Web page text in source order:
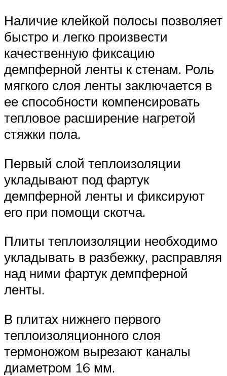
Наличие клейкой полосы позволяет
быстро и легко произвести
качественную фиксацию
демпферной ленты к стенам. Роль
мягкого слоя ленты заключается в
ее способности компенсировать
тепловое расширение нагретой
стяжки пола.
Первый слой теплоизоляции
укладывают под фартук
демпферной ленты и фиксируют
его при помощи скотча.
Плиты теплоизоляции необходимо
укладывать в разбежку, расправляя
над ними фартук демпферной
ленты.
В плитах нижнего первого
теплоизоляционного слоя
термоножом вырезают каналы
диаметром 16 мм.